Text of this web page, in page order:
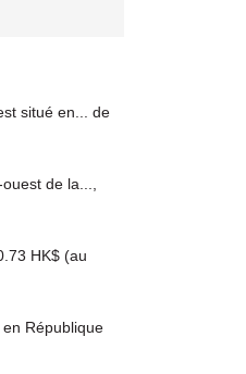
situé en... de
de la...,
HK$ (au
République